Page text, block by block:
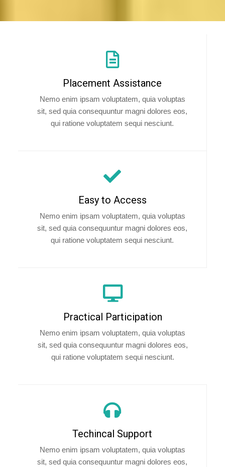
Placement Assistance
Nemo enim ipsam voluptatem, quia voluptas
sit, sed quia consequuntur magni dolores eos,
qui ratione voluptatem sequi nesciunt.
Easy to Access
Nemo enim ipsam voluptatem, quia voluptas
sit, sed quia consequuntur magni dolores eos,
qui ratione voluptatem sequi nesciunt.
Practical Participation
Nemo enim ipsam voluptatem, quia voluptas
sit, sed quia consequuntur magni dolores eos,
qui ratione voluptatem sequi nesciunt.
Techincal Support
Nemo enim ipsam voluptatem, quia voluptas
sit, sed quia consequuntur magni dolores eos,